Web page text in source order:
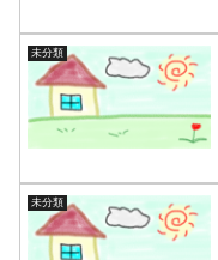
未分類
未分類